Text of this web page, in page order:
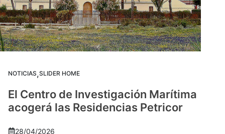
NOTICIAS,SLIDER HOME
El Centro de Investigación Marítima
acogerá las Residencias Petricor
28/04/2026